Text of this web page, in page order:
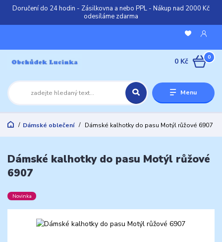
Doručení do 24 hodin - Zásilkovna a nebo PPL - Nákup nad 2000 Kč
odesíláme zdarma
Menu
0
0 Kč
Dámské oblečení Dámské kalhotky do pasu Motýl růžové 6907
Dámské kalhotky do pasu Motýl růžové
6907
Novinka